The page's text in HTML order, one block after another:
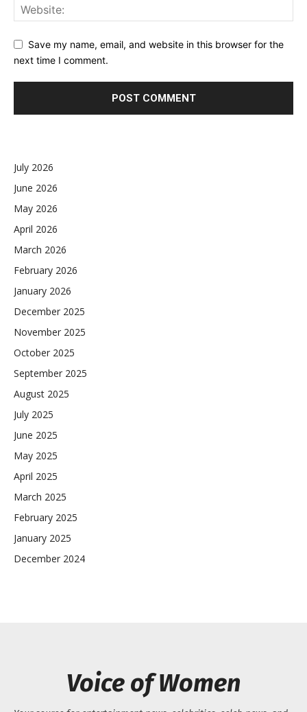
Save my name, email, and website in this browser for the
next time I comment.
July 2026
June 2026
May 2026
April 2026
March 2026
February 2026
January 2026
December 2025
November 2025
October 2025
September 2025
August 2025
July 2025
June 2025
May 2025
April 2025
March 2025
February 2025
January 2025
December 2024
Voice of Women